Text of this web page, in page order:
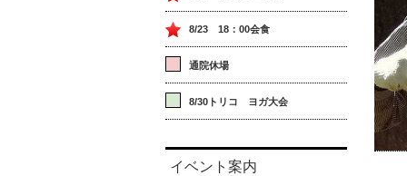
8/23 18：00会食
通院休場
8/30トリコ ヨガ大会
イベント案内